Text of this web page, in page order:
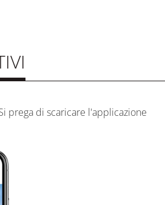
prega di scaricare l'applicazione